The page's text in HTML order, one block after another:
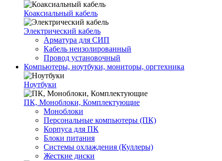
Коаксиальный кабель
Электрический кабель
Арматура для СИП
Кабель неизолированный
Провод установочный
Компьютеры, ноутбуки, мониторы, оргтехника
Ноутбуки
ПК, Моноблоки, Комплектующие
Моноблоки
Персональные компьютеры (ПК)
Корпуса для ПК
Блоки питания
Системы охлаждения (Куллеры)
Жесткие диски